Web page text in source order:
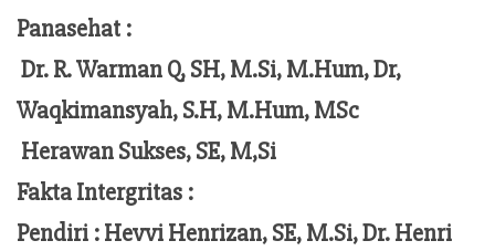
Panasehat :
Dr. R. Warman Q, SH, M.Si, M.Hum,Dr,
Waqkimansyah, S.H, M.Hum, MSc
Herawan Sukses, SE, M,Si
Fakta Intergritas :
Pendiri :Hevvi Henrizan, SE, M.Si, Dr. Henri